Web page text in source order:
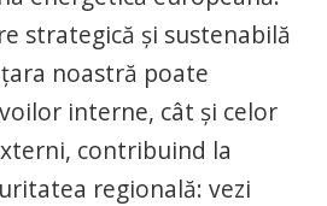
strategică și sustenabilă
noastră poate
interne, cât și celor
contribuind la
regională: vezi